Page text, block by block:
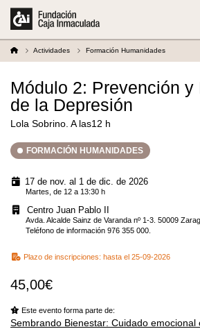
Actividades Formación Humanidades
Módulo 2: Prevención y
de la Depresión
Lola Sobrino. A las12 h
FORMACIÓN HUMANIDADES
17 de nov. al 1 de dic. de 2026
Martes, de 12 a 13:30 h
Centro Juan Pablo II
Avda. Alcalde Sainz de Varanda nº 1-3. 50009
Teléfono de información 976 355 000.
Plazo de inscripciones: hasta el 25-09-2026
45,00€
Este evento forma parte de:
Sembrando Bienestar: Cuidado emocional